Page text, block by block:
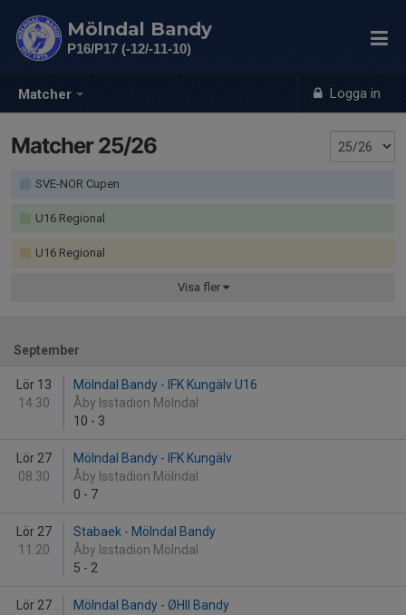
Matcher Logga in
Mölndal Bandy
P16/P17 (-12/-11-10)
Matcher 25/26
SVE-NOR Cupen
U16 Regional
U16 Regional
Visa fler
September
Lör 13
14:30
Mölndal Bandy - IFK Kungälv U16
Åby Isstadion Mölndal
10 - 3
Lör 27
08:30
Mölndal Bandy - IFK Kungälv
Åby Isstadion Mölndal
0 - 7
Lör 27
11:20
Stabaek - Mölndal Bandy
Åby Isstadion Mölndal
5 - 2
Lör 27
Mölndal Bandy - ØHIl Bandy